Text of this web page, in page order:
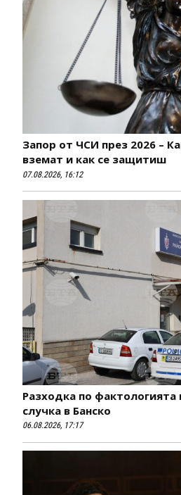
Запор от ЧСИ през 2026 –
вземат и как се защитиш
07.08.2026, 16:12
Разходка по фактологията
случка в Банско
06.08.2026, 17:17